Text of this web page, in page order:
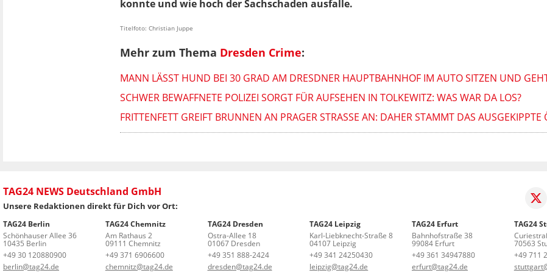
konnte und wie hoch der Sachschaden ausfalle.
Titelfoto: Christian Juppe
Mehr zum Thema Dresden Crime:
MANN LÄSST HUND BEI 30 GRAD AM DRESDNER HAUPTBAHNHOF IM AUTO SITZEN UND
SCHWER BEWAFFNETE POLIZEI SORGT FÜR AUFSEHEN IN TOLKEWITZ: WAS WAR DA LOS?
FRITTENFETT GREIFT BRUNNEN AN PRAGER STRASSE AN: DAHER STAMMT DAS AUSGEKIPPTE
TAG24 NEWS Deutschland GmbH
Unsere Redaktionen direkt für Dich vor Ort:
TAG24 Berlin
Schönhauser Allee 36
10435 Berlin
+49 30 120880900
berlin@tag24.de
TAG24 Chemnitz
Am Rathaus 2
09111 Chemnitz
+49 371 6906600
chemnitz@tag24.de
TAG24 Dresden
Ostra-Allee 18
01067 Dresden
+49 351 888-2424
dresden@tag24.de
TAG24 Leipzig
Karl-Liebknecht-Straße 8
04107 Leipzig
+49 341 24250430
leipzig@tag24.de
TAG24 Erfurt
Bahnhofstraße 38
99084 Erfurt
+49 361 34947880
erfurt@tag24.de
TAG24
70563
+49 711